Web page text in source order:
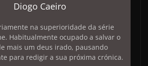
Diogo Caeiro
na superioridade da série
Habitualmente ocupado a salvar o
mais um deus irado, pausando
para redigir a sua próxima crónica.